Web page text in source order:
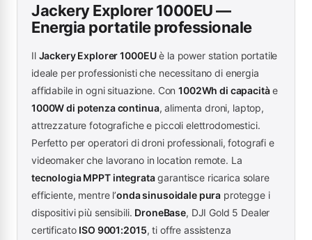
Jackery Explorer 1000EU —
Energia portatile professionale
Il Jackery Explorer 1000EUè la power station portatile
ideale per professionisti che necessitano di energia
affidabile in ogni situazione. Con1002Wh di capacitàe
1000W di potenza continua, alimenta droni, laptop,
attrezzature fotografiche e piccoli elettrodomestici.
Perfetto per operatori di droni professionali, fotografi e
videomaker che lavorano in location remote. La
tecnologia MPPT integratagarantisce ricarica solare
efficiente, mentre l’onda sinusoidale pura protegge i
dispositivi più sensibili. DroneBase, DJI Gold 5 Dealer
certificato ISO 9001:2015, ti offre assistenza